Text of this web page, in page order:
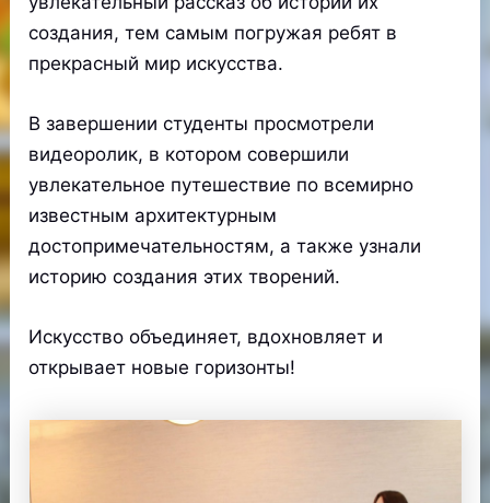
создания, тем самым погружая ребят в
прекрасный мир искусства.
В завершении студенты просмотрели
видеоролик, в котором совершили
увлекательное путешествие по всемирно
известным архитектурным
достопримечательностям, а также узнали
историю создания этих творений.
Искусство объединяет, вдохновляет и
открывает новые горизонты!